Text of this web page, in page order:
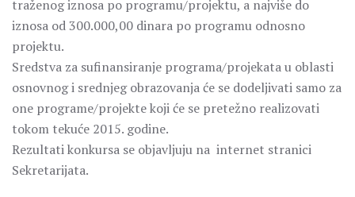
traženog iznosa po programu/projektu, a najviše do
iznosa od 300.000,00 dinara po programu odnosno
projektu.
Sredstva za sufinansiranje programa/projekata u oblasti
osnovnog i srednjeg obrazovanja će se dodeljivati samo za
one programe/projekte koji će se pretežno realizovati
tokom tekuće 2015. godine.
Rezultati konkursa se objavljuju na internet stranici
Sekretarijata.